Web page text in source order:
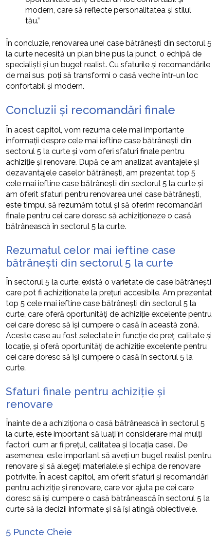
modern, care să reflecte personalitatea și stilul
tău.”
În concluzie, renovarea unei case bătrânești din sectorul 5
la curte necesită un plan bine pus la punct, o echipă de
specialiști și un buget realist. Cu sfaturile și recomandările
de mai sus, poți să transformi o casă veche într-un loc
confortabil și modern.
Concluzii și recomandări finale
În acest capitol, vom rezuma cele mai importante
informații despre cele mai ieftine case bătrânești din
sectorul 5 la curte și vom oferi sfaturi finale pentru
achiziție și renovare. După ce am analizat avantajele și
dezavantajele caselor bătrânești, am prezentat top 5
cele mai ieftine case bătrânești din sectorul 5 la curte și
am oferit sfaturi pentru renovarea unei case bătrânești,
este timpul să rezumăm totul și să oferim recomandări
finale pentru cei care doresc să achiziționeze o casă
bătrânească în sectorul 5 la curte.
Rezumatul celor mai ieftine case
bătrânești din sectorul 5 la curte
În sectorul 5 la curte, există o varietate de case bătrânești
care pot fi achiziționate la prețuri accesibile. Am prezentat
top 5 cele mai ieftine case bătrânești din sectorul 5 la
curte, care oferă oportunități de achiziție excelente pentru
cei care doresc să își cumpere o casă în această zonă.
Aceste case au fost selectate în funcție de preț, calitate și
locație, și oferă oportunități de achiziție excelente pentru
cei care doresc să își cumpere o casă în sectorul 5 la
curte.
Sfaturi finale pentru achiziție și
renovare
Înainte de a achiziționa o casă bătrânească în sectorul 5
la curte, este important să luați în considerare mai mulți
factori, cum ar fi prețul, calitatea și locația casei. De
asemenea, este important să aveți un buget realist pentru
renovare și să alegeți materialele și echipa de renovare
potrivite. În acest capitol, am oferit sfaturi și recomandări
pentru achiziție și renovare, care vor ajuta pe cei care
doresc să își cumpere o casă bătrânească în sectorul 5 la
curte să ia decizii informate și să își atingă obiectivele.
5 Puncte Cheie